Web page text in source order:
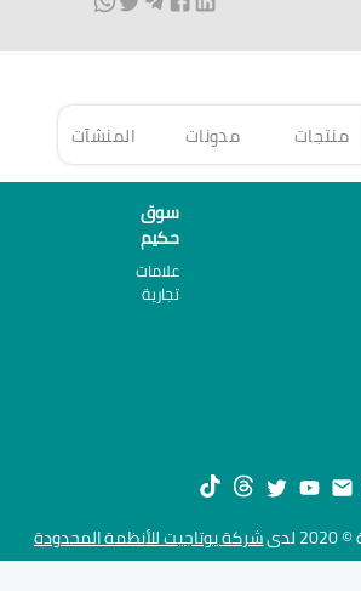
منتجات مدونات المنشآت
سوق
حكيم
علامات
تجارية
شركة يوتاجيت للأنظمة المحدودة